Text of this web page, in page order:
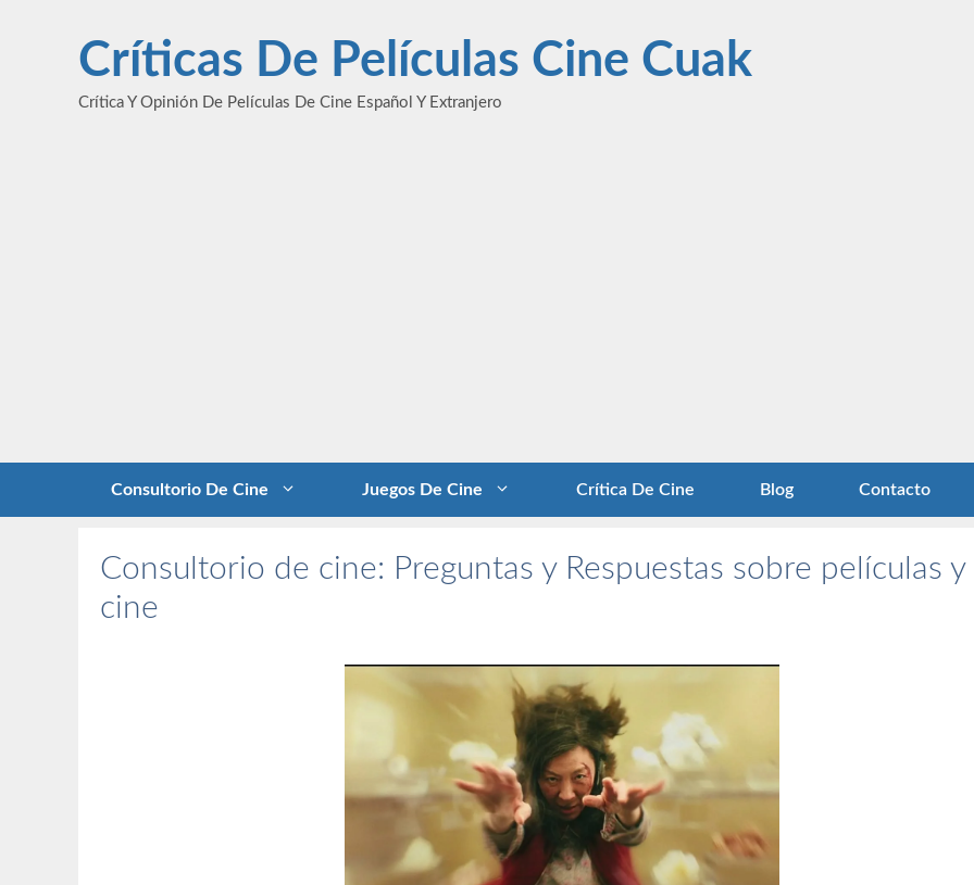
contenidoCríticas De Películas Cine Cuak
Crítica Y Opinión De Películas De Cine Español Y Extranjero
Consultorio De Cine Juegos De Cine Crítica De Cine Blog Contacto
Consultorio de cine: Preguntas y Respuestas sobre películas y
cine